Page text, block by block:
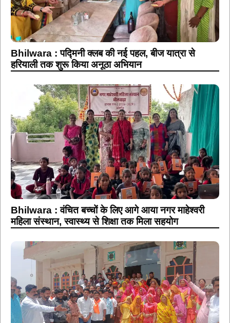
Bhilwara : पद्मिनी क्लब की नई पहल, बीज यात्रा से
हरियाली तक शुरू किया अनूठा अभियान
Bhilwara : वंचित बच्चों के लिए आगे आया नगर माहेश्वरी
महिला संस्थान, स्वास्थ्य से शिक्षा तक मिला सहयोग